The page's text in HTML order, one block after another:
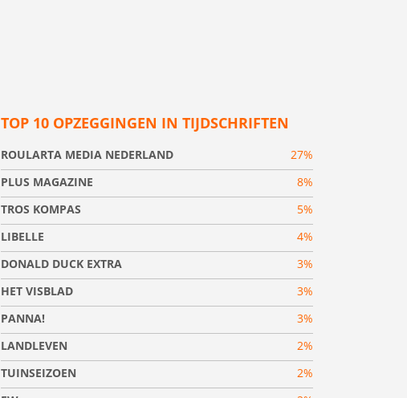
TOP 10 OPZEGGINGEN IN TIJDSCHRIFTEN
ROULARTA MEDIA NEDERLAND
27%
PLUS MAGAZINE
8%
TROS KOMPAS
5%
LIBELLE
4%
DONALD DUCK EXTRA
3%
HET VISBLAD
3%
PANNA!
3%
LANDLEVEN
2%
TUINSEIZOEN
2%